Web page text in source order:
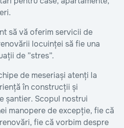
să vă oferim servicii de
locuinței să fie una
de ”stres”.
de meseriași atenți la
în construcții și
șantier. Scopul nostrui
manopere de excepție, fie că
fie că vorbim despre